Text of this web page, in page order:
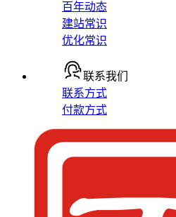
百年动态
建站常识
优化常识
联系我们
联系方式
付款方式